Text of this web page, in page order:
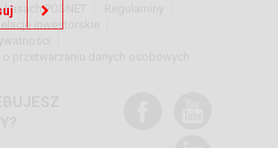
kasach POSNET